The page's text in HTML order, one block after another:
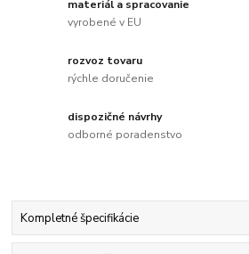
materiál a spracovanie
vyrobené v EU
rozvoz tovaru
rýchle doručenie
dispozičné návrhy
odborné poradenstvo
Kompletné špecifikácie